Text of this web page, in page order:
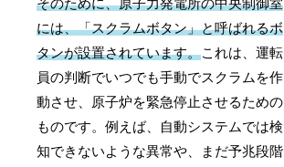
そのために、原子力発電所の中央制御室
には、「スクラムボタン」と呼ばれるボ
タンが設置されています。これは、運転
員の判断でいつでも手動でスクラムを作
動させ、原子炉を緊急停止させるための
ものです。例えば、自動システムでは検
知できないような異常や、まだ予兆段階